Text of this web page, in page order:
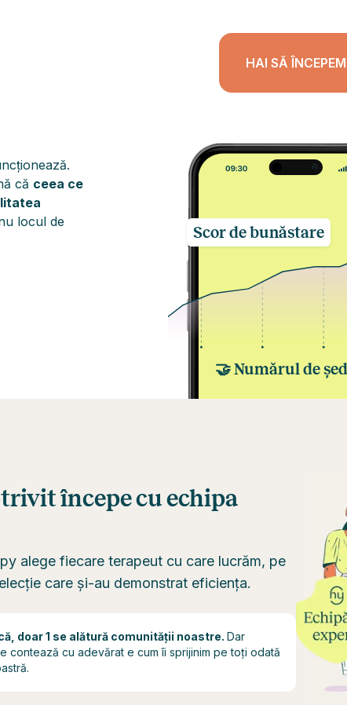
HAI SĂ ÎNCEPEM
că ceea ce
locul de
Scor de bunăstare
🤝Numărul de
începe cu echipa
alege fiecare terapeut cu care lucrăm, pe
care și-au demonstrat eficiența.
doar 1 se alătură comunității noastre. Dar
contează cu adevărat e cum îi sprijinim pe toți odată